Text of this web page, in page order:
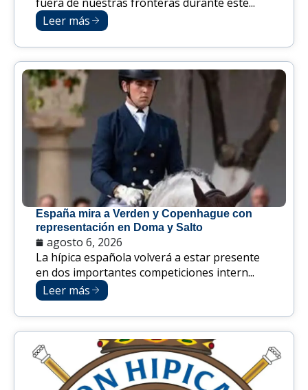
Leer más
España mira a Verden y Copenhague con
representación en Doma y Salto
agosto 6, 2026
La hípica española volverá a estar presente
en dos importantes competiciones intern...
Leer más